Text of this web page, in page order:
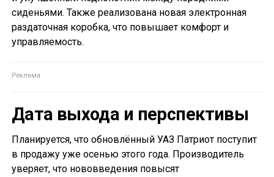
сиденьями. Также реализована новая электронная
раздаточная коробка, что повышает комфорт и
управляемость.
Дата выхода и перспективы
Планируется, что обновлённый УАЗ Патриот поступит
в продажу уже осенью этого года. Производитель
уверяет, что нововведения повысят